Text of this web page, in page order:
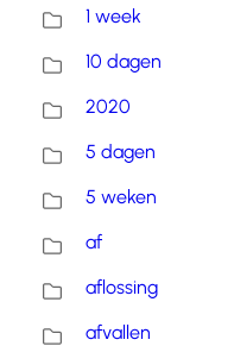
1 week
10 dagen
2020
5 dagen
5 weken
af
aflossing
afvallen